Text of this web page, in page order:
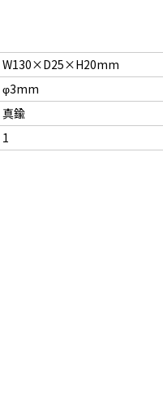
W130×D25×H20mm
φ3mm
真鍮
1